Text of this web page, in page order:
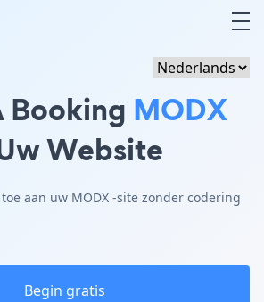
Booking MODX
Website
aan uw MODX -site zonder codering
Begin gratis